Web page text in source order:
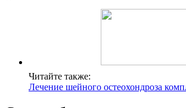
Читайте также:
Лечение шейного остеохондроза